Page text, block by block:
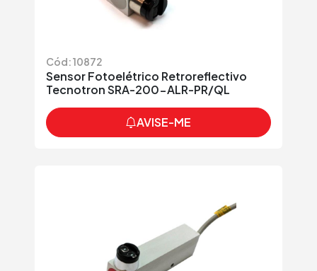
Cód: 10872
Sensor Fotoelétrico Retroreflectivo
Tecnotron SRA-200-ALR-PR/QL
AVISE-ME